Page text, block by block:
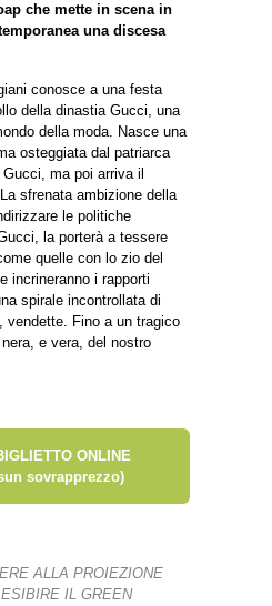
che mette in scena in
una discesa
conosce a una festa
della dinastia Gucci, una
della moda. Nasce una
osteggiata dal patriarca
ma poi arriva il
sfrenata ambizione della
le politiche
la porterà a tessere
quelle con lo zio del
incrineranno i rapporti
spirale incontrollata di
vendette. Fino a un tragico
e vera, del nostro
ONLINE
sovrapprezzo)
ALLA PROIEZIONE
IL GREEN